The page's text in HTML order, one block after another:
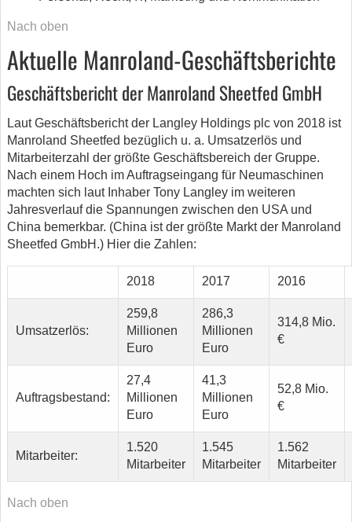
Nach oben
Aktuelle Manroland-Geschäftsberichte
Geschäftsbericht der Manroland Sheetfed GmbH
Laut Geschäftsbericht der Langley Holdings plc von 2018 ist
Manroland Sheetfed bezüglich u. a. Umsatzerlös und
Mitarbeiterzahl der größte Geschäftsbereich der Gruppe.
Nach einem Hoch im Auftragseingang für Neumaschinen
machten sich laut Inhaber Tony Langley im weiteren
Jahresverlauf die Spannungen zwischen den USA und
China bemerkbar. (China ist der größte Markt der Manroland
Sheetfed GmbH.) Hier die Zahlen:
2018 2017 2016
Umsatzerlös:
259,8
Millionen
Euro
286,3
Millionen
Euro
314,8 Mio.
€
Auftragsbestand:
27,4
Millionen
Euro
41,3
Millionen
Euro
52,8 Mio.
€
Mitarbeiter:
1.520
Mitarbeiter
1.545
Mitarbeiter
1.562
Mitarbeiter
Nach oben